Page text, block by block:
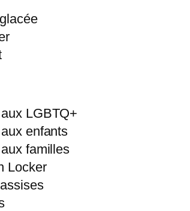
LGBTQ+
enfants
familles
Locker